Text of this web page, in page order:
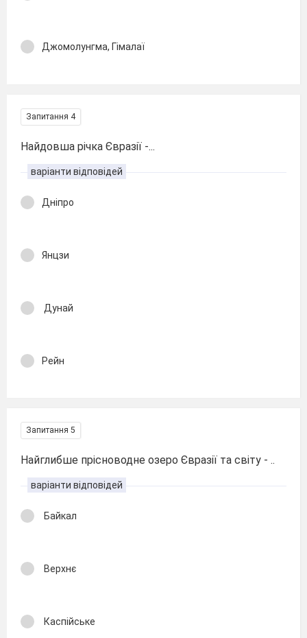
Джомолунгма, Гімалаї
Запитання 4
Найдовша річка Євразії -...
варіанти відповідей
Дніпро
Янцзи
Дунай
Рейн
Запитання 5
Найглибше прісноводне озеро Євразії та світу - ..
варіанти відповідей
Байкал
Верхнє
Каспійське